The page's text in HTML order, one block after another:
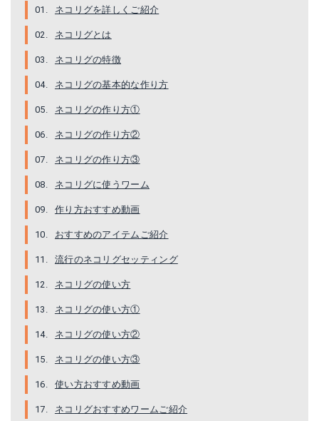
ネコリグを詳しくご紹介
ネコリグとは
ネコリグの特徴
ネコリグの基本的な作り方
ネコリグの作り方①
ネコリグの作り方②
ネコリグの作り方③
ネコリグに使うワーム
作り方おすすめ動画
おすすめのアイテムご紹介
流行のネコリグセッティング
ネコリグの使い方
ネコリグの使い方①
ネコリグの使い方②
ネコリグの使い方③
使い方おすすめ動画
ネコリグおすすめワームご紹介